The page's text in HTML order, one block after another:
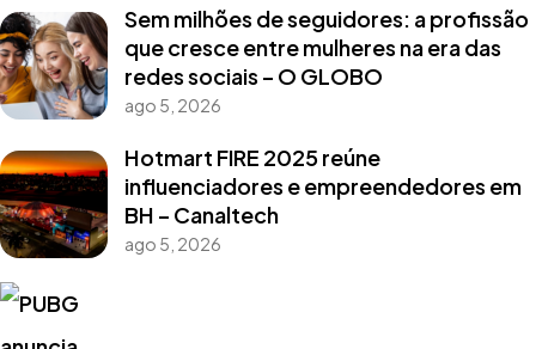
Sem milhões de seguidores: a profissão
que cresce entre mulheres na era das
redes sociais – O GLOBO
ago 5, 2026
Hotmart FIRE 2025 reúne
influenciadores e empreendedores em
BH – Canaltech
ago 5, 2026